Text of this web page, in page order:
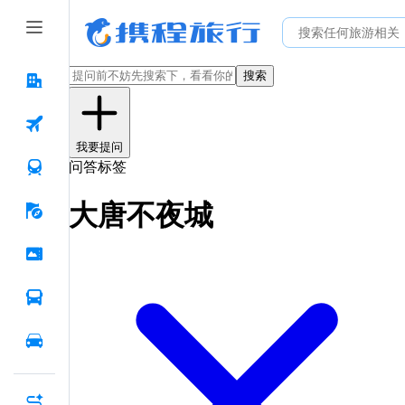
搜索
我要提问
问答标签
大唐不夜城